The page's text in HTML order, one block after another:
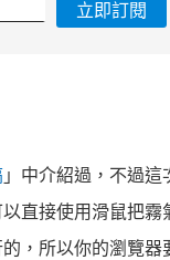
立即訂閱
」中介紹過，不過這
直接使用滑鼠把霧
，所以你的瀏覽器